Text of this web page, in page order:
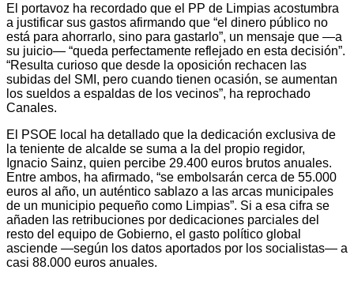
El portavoz ha recordado que el PP de Limpias acostumbra
a justificar sus gastos afirmando que “el dinero público no
está para ahorrarlo, sino para gastarlo”, un mensaje que —a
su juicio— “queda perfectamente reflejado en esta decisión”.
“Resulta curioso que desde la oposición rechacen las
subidas del SMI, pero cuando tienen ocasión, se aumentan
los sueldos a espaldas de los vecinos”, ha reprochado
Canales.
El PSOE local ha detallado que la dedicación exclusiva de
la teniente de alcalde se suma a la del propio regidor,
Ignacio Sainz, quien percibe 29.400 euros brutos anuales.
Entre ambos, ha afirmado, “se embolsarán cerca de 55.000
euros al año, un auténtico sablazo a las arcas municipales
de un municipio pequeño como Limpias”. Si a esa cifra se
añaden las retribuciones por dedicaciones parciales del
resto del equipo de Gobierno, el gasto político global
asciende —según los datos aportados por los socialistas— a
casi 88.000 euros anuales.